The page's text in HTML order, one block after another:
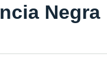
Negra